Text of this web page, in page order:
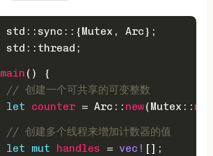
std::sync::{Mutex, Arc};
std::thread;
main () {
// 创建一个可共享的可变整数
let
counter = Arc:: new(Mutex:: new
// 创建多个线程来增加计数器的值
let
mut handles = vec! [];